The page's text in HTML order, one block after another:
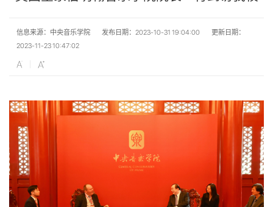
信息来源：中央音乐学院 发布日期：2023-10-31 19:04:00
更新日期：
2023-11-23 10:47:02